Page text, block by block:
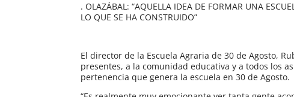
. OLAZÁBAL: “AQUELLA IDEA DE FORMAR UNA
LO QUE SE HA CONSTRUIDO”
El director de la Escuela Agraria de 30 de Agosto,
presentes, a la comunidad educativa y a todos los
pertenencia que genera la escuela en 30 de Agosto.